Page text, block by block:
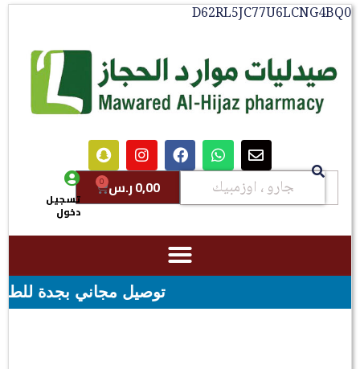
D62RL5JC77U6LCNG4BQ0
0,00ر.س 0
تسجيل
دخول
توصيل مجاني بجدة للطلبات فوق قيمه ال ١٠٠ ريال - شحن